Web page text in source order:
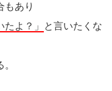
もあり
たよ？」
と言いたくな